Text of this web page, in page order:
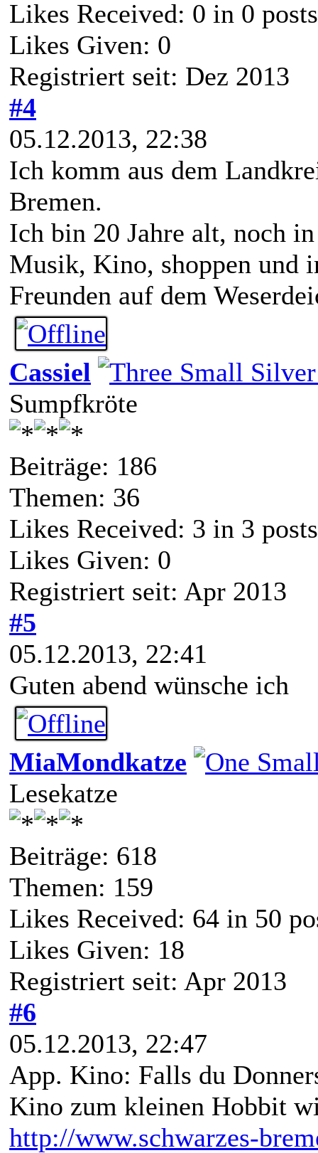
Likes Received: 0 in 0 posts
Likes Given: 0
Registriert seit: Dez 2013
#4
05.12.2013, 22:38
Ich komm aus dem
Bremen.
Ich bin 20 Jahre alt, noch
Musik, Kino, shoppen und
Freunden auf dem
Cassiel
Sumpfkröte
Beiträge: 186
Themen: 36
Likes Received: 3 in 3 posts
Likes Given: 0
Registriert seit: Apr 2013
#5
05.12.2013, 22:41
Guten abend wünsche ich
MiaMondkatze
Lesekatze
Beiträge: 618
Themen: 159
Likes Received: 64 in 50
Likes Given: 18
Registriert seit: Apr 2013
#6
05.12.2013, 22:47
App. Kino: Falls du
Kino zum kleinen Hobbit
http://www.schwarzes-